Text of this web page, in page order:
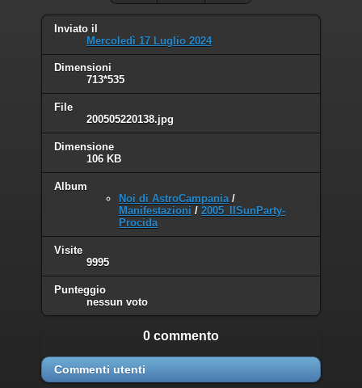
Inviato il
Mercoledì 17 Luglio 2024
Dimensioni
713*535
File
200505220138.jpg
Dimensione
106 KB
Album
Noi di AstroCampania/
Manifestazioni / 2005_IISunParty-
Procida
Visite
9995
Punteggio
nessun voto
0 commento
Commenti utenti